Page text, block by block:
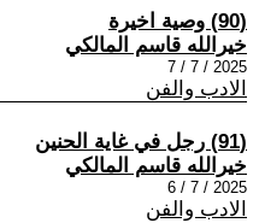
(90) وصية اخيرة
خيرالله قاسم المالكي
2025 / 7 / 7
الادب والفن
(91) رجل في غاية الحنين
خيرالله قاسم المالكي
2025 / 7 / 6
الادب والفن